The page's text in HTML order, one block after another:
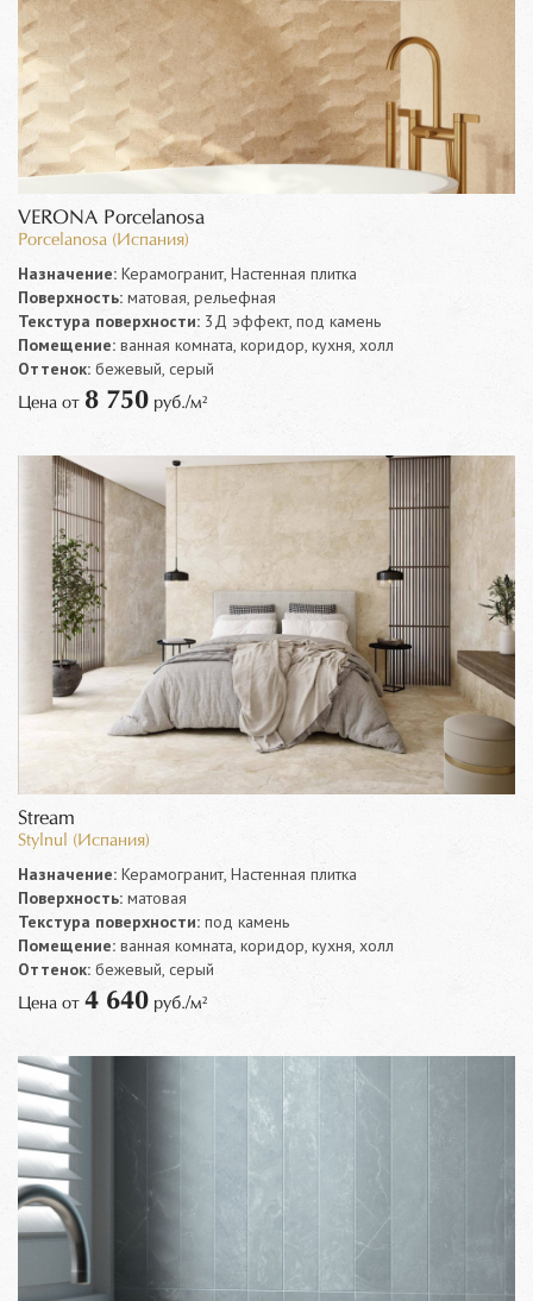
VERONA Porcelanosa
Porcelanosa (Испания)
Назначение: Керамогранит, Настенная плитка
Поверхность: матовая, рельефная
Текстура поверхности: 3Д эффект, под камень
Помещение: ванная комната, коридор, кухня, холл
Оттенок: бежевый, серый
Цена от 8 750 руб./м²
Stream
Stylnul (Испания)
Назначение: Керамогранит, Настенная плитка
Поверхность: матовая
Текстура поверхности: под камень
Помещение: ванная комната, коридор, кухня, холл
Оттенок: бежевый, серый
Цена от 4 640 руб./м²